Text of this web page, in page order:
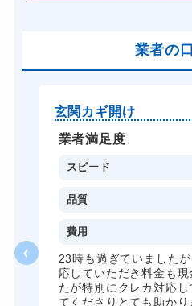
バイクカギ開け
スーツケースカギ作成
金庫カギ開け
金庫カギ修理
金庫カギ交換
ドアノブカギ作成
業者の
玄関カギ開け
業者満足度
スピード
品質
費用
23時も過ぎていました
応していただき料金も
たが特別にクレカ対応
てくださりとても助かり